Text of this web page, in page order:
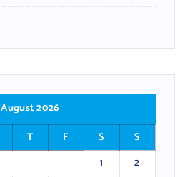
August 2026
T F S
S
1
2